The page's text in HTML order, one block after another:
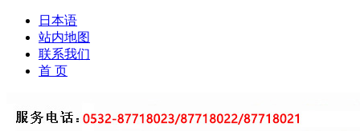
日本语
站内地图
联系我们
首 页